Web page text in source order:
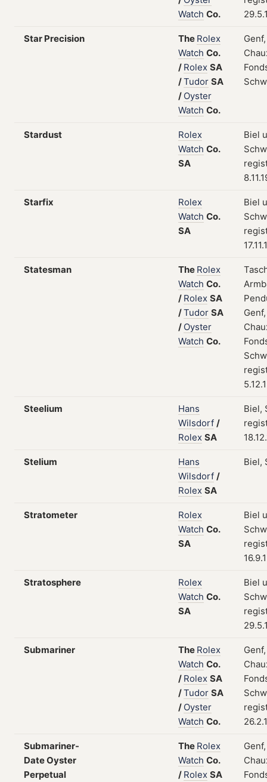
Watch Co.
Star Precision The Rolex
Watch Co.
/ Rolex SA
/Tudor SA
/ Oyster
Watch Co.
Stardust
Rolex
Watch Co.
SA
Biel
Starfix
Rolex
Watch Co.
SA
Biel
Statesman The Rolex
Watch Co.
/ Rolex SA
/Tudor SA
/ Oyster
Watch Co.
Steelium
Hans
Wilsdorf /
Rolex SA
Biel,
Stelium
Hans
Wilsdorf /
Rolex SA
Biel,
Stratometer
Rolex
Watch Co.
SA
Biel
Stratosphere
Rolex
Watch Co.
SA
Biel
Submariner The Rolex
Watch Co.
/ Rolex SA
/Tudor SA
/ Oyster
Watch Co.
Submariner-
Date Oyster
Perpetual
The Rolex
Watch Co.
/ Rolex SA